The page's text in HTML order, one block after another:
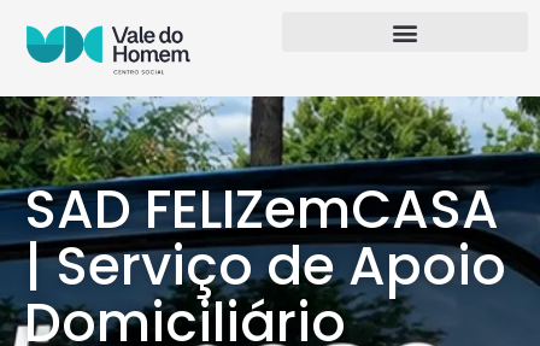
SAD FELIZemCASA
| Serviço de Apoio
Domiciliário